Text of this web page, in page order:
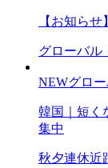
【お知ら
グローバル
NEWグロ
韓国｜短く
集中
秋夕連休近